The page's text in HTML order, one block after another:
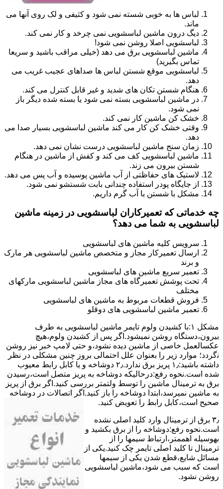
لباس ها به خوبی شسته نمی شود و کثیفی و لک روی آنها می
ماند.
دیگ درون ماشین لباسشویی نمی چرخد و کار نمی کند.
لباسشویی اصلا روشن نمی شود!
ماشین لباسشویی برق می دهد (خیلی مراقب باشید و سریعا
تماس بگیرید)
لباسشویی موقع شستن لباس ها صداهای عجیب غریب می
دهد.
هنگام شستن تکان های شدید و غیر قابل کنترل می کند.
در ماشین لباسشویی بسته نمی شود یا بسته شده دیگر باز
نمی شود.
خشک کن ماشین کار نمی کند.
وقتی خشک کن کار می کند ماشین لباسشویی بسیار صدا می
دهد.
زمان سنج ماشین لباسشویی درست نشان نمی دهد.
ماشین لباسشویی کف می کند و کفش از ماشین در هنگام
شستن بیرون می زند.
لاستیک های حفاظتی از آب ماشین پوسیده و آب پس می دهد.
از جایگاه پودر استفاده چندانی بابت شستشو نمی شود.
مشکل با شستن با آب گرم داریم.
چه خدماتی که تعمیرکاران لباسشویی در زمینه ماشین
لباسشویی به شما می دهد؟
سرویس کلیه ماشین های لباسشویی
ارسال تعمیرکار مجاز و متخصص ماشین لباسشویی هر مارک
و برند
تعمیر سریع ماشین های لباسشویی
تحت پوشش تعمیرگاه های مجاز ماشین لباسشویی مارکهای
مختلف
فروش قطعات مربوط به ماشین های لباسشویی
تعمیر ماشین لباسشویی های دوقلو
مشکل ۱:ﺑﺎ ﮐﺸﯿﺪن وﻟﻮم ﺗﺎﯾﻤﺮ ماشین لباسشویی به طرف
ﺑﯿﺮون،دستگاه روﺷﻦ نمیشود.اﮔﺮ ﭘﺲ از ﮐﺸﯿﺪن وﻟﻮم،ﻫﯿﭻ
عکسالعمل ﺧﺎﺻﯽ از ﻣﺎﺷﯿﻦ دﯾﺪه نشود،و حتی ﻻﻣﭗ ﺧﺒﺮ ﻧﯿﺰ روﺷﻦ
ﻧگردد؛ موارد زیر را بعنوان ﻋﻠﻞ احتمالی بروز چنین مشکلی در نظر
داشته باشید:۱٫ ﭘﺮﯾﺰ ﺑﺮق ﻧﺪارد.۲٫ دوﺷﺎﺧﻪ و ﯾﺎ ﮐﺎﺑﻞ راﺑﻂ ﻣﻌﯿﻮب
ﺷﺪه است.نحوه رفع:درحالیکه دوﺷﺎﺧﻪ ﺑﻪ ﭘﺮﯾﺰ ﻣﺘﺼﻞ اﺳﺖ،رﺳﯿﺪن
ﺑﺮق ﺑﻪ ﺗﺮﻣﯿﻨﺎل ﻣﺎﺷﯿﻦ را ﺗﻮﺳﻂ ولتمتر بررسی ﮐﻨﯿﺪ.اﮔﺮ ﺑﺮق از ﭘﺮﯾﺰ
ﺑﻪ ﻣﺎﺷﯿﻦ نمیرسد،اﺑﺘﺪا دوشاخه را باز کنید.اﮔﺮ اﺗﺼﺎﻻت در دوشاخه
ﺻﺤﯿﺢ اﺳﺖ،ﮐﺎﺑﻞ راﺑﻂ را ﺗﻌﻮﯾﺾ کنید.
۳٫ ﺑﺮق از ﺗﺮﻣﯿﻨﺎل وارد ﮐﻠﯿﺪ اﺻﻠﯽ ﻧﺸﺪه
است.نحوه رﻓﻊ:دوشاخه را از ﺑﺮق بکشید و
بهوسیله اهممتر،ارﺗﺒﺎط سیمها را از
ﺗﺮﻣﯿﻨﺎل ﺗﺎ ﮐﻠﯿﺪ اﺻﻠﯽ ﺗﺎﯾﻤﺮ چک کنید.یکی از
مسائل شایع،ﻗﻄﻊ شدن ﯾﮑﯽ از سیمها
است که سبب می شود،ﻣﺎﺷﯿﻦ لباسشویی
روﺷﻦ نشود.